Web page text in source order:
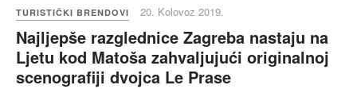
TURISTIČKI BRENDOVI 20. Kolovoz 2019.
Najljepše razglednice Zagreba nastaju na
Ljetu kod Matoša zahvaljujući originalnoj
scenografiji dvojca Le Prase